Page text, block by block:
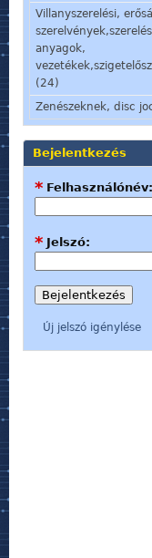
Villanyszerelési,
anyagok,
(24)
Zenészeknek, disc
Bejelentkezés
Felhasználónév:
*
Jelszó:
*
Új jelszó igénylése